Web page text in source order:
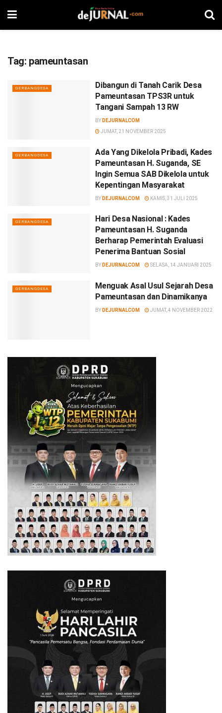
Tag: pameuntasan
GERBANGDESA
Dibangun di Tanah Carik Desa
Pameuntasan TPS3R untuk
Tangani Sampah 13 RW
BY DEJURNALCOM
JUMAT, 21 NOVEMBER 2025
GERBANGDESA
Ada Yang Dikelola Pribadi, Kades
Pameuntasan H. Suganda, SE
Ingin Semua SAB Dikelola untuk
Kepentingan Masyarakat
BY DEJURNALCOM KAMIS, 31 JULI 2025
GERBANGDESA
Hari Desa Nasional : Kades
Pameuntasan H. Suganda
Berharap Pemerintah Evaluasi
Penerima Bantuan Sosial
BY DEJURNALCOM SELASA, 14 JANUARI 2025
GERBANGDESA
Menguak Asal Usul Sejarah Desa
Pameuntasan dan Dinamikanya
BY DEJURNALCOM JUMAT, 4 NOVEMBER 2022